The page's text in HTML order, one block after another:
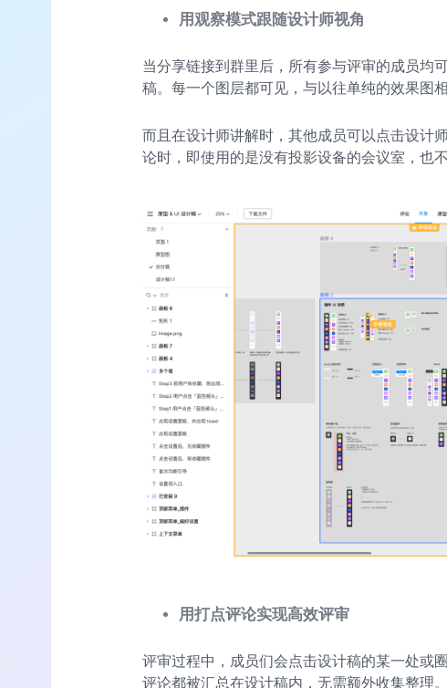
用观察模式跟随设计师视角
当分享链接到群里后，所有参与评审的成员均
稿。每一个图层都可见，与以往单纯的效果图
而且在设计师讲解时，其他成员可以点击设计
论时，即使用的是没有投影设备的会议室，也
用打点评论实现高效评审
评审过程中，成员们会点击设计稿的某一处或
评论都被汇总在设计稿内，无需额外收集整理。